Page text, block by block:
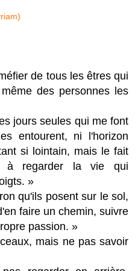
de tous les êtres qui
des personnes les
jours seules qui me font
entourent, ni l'horizon
si lointain, mais le fait
à regarder la vie qui
»
qu'ils posent sur le sol,
faire un chemin, suivre
passion. »
mais ne pas savoir